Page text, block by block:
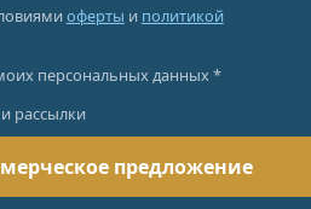
оферты и политикой
персональных данных *
рассылки